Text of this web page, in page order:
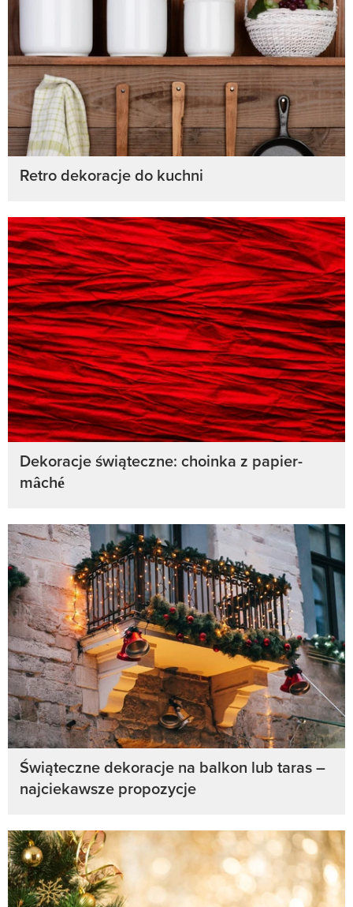
Retro dekoracje do kuchni
Dekoracje świąteczne: choinka z papier-
mâché
Świąteczne dekoracje na balkon lub taras –
najciekawsze propozycje